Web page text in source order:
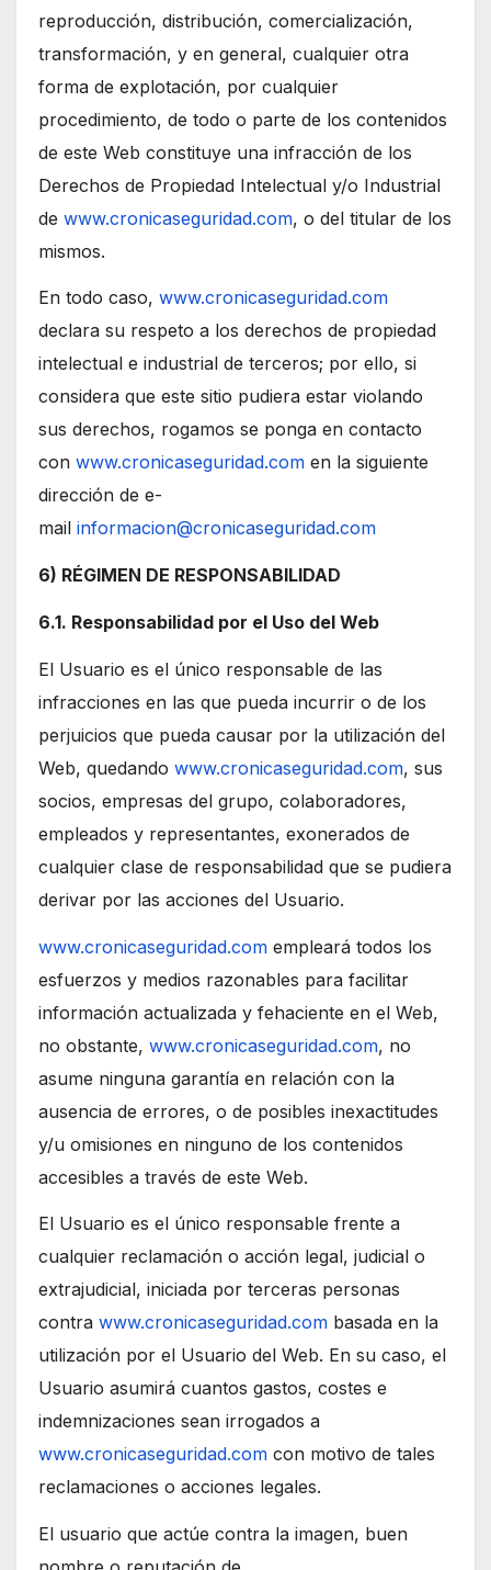
reproducción, distribución, comercialización,
transformación, y en general, cualquier otra
forma de explotación, por cualquier
procedimiento, de todo o parte de los contenidos
de este Web constituye una infracción de los
Derechos de Propiedad Intelectual y/o Industrial
de www.cronicaseguridad.com, o del titular de los
mismos.
En todo caso, www.cronicaseguridad.com
declara su respeto a los derechos de propiedad
intelectual e industrial de terceros; por ello, si
considera que este sitio pudiera estar violando
sus derechos, rogamos se ponga en contacto
con www.cronicaseguridad.com en la siguiente
dirección de e-
mail informacion@cronicaseguridad.com
6) RÉGIMEN DE RESPONSABILIDAD
6.1. Responsabilidad por el Uso del Web
El Usuario es el único responsable de las
infracciones en las que pueda incurrir o de los
perjuicios que pueda causar por la utilización del
Web, quedando www.cronicaseguridad.com, sus
socios, empresas del grupo, colaboradores,
empleados y representantes, exonerados de
cualquier clase de responsabilidad que se pudiera
derivar por las acciones del Usuario.
www.cronicaseguridad.com empleará todos los
esfuerzos y medios razonables para facilitar
información actualizada y fehaciente en el Web,
no obstante, www.cronicaseguridad.com, no
asume ninguna garantía en relación con la
ausencia de errores, o de posibles inexactitudes
y/u omisiones en ninguno de los contenidos
accesibles a través de este Web.
El Usuario es el único responsable frente a
cualquier reclamación o acción legal, judicial o
extrajudicial, iniciada por terceras personas
contra www.cronicaseguridad.com basada en la
utilización por el Usuario del Web. En su caso, el
Usuario asumirá cuantos gastos, costes e
indemnizaciones sean irrogados a
www.cronicaseguridad.com con motivo de tales
reclamaciones o acciones legales.
El usuario que actúe contra la imagen, buen